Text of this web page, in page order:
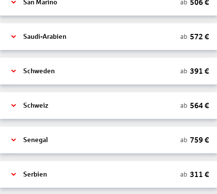
San Marino ab 506€
Saudi-Arabien ab 572 €
Schweden ab 391 €
Schweiz ab 564€
Senegal ab 759€
Serbien ab 311 €